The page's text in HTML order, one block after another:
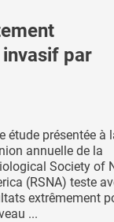
par
étude présentée à
annuelle de la
Society of
(RSNA) teste
extrêmement
...